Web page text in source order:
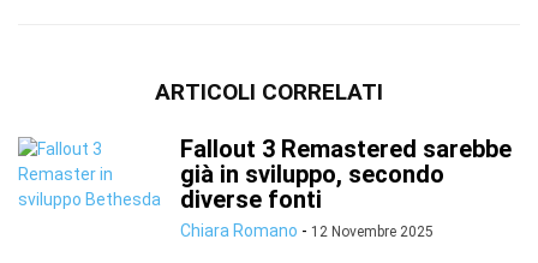
ARTICOLI CORRELATI
Fallout 3 Remastered sarebbe
già in sviluppo, secondo
diverse fonti
Chiara Romano - 12 Novembre 2025